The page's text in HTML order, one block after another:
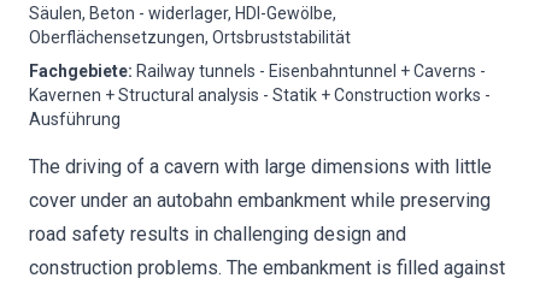
Säulen, Beton - widerlager, HDI-Gewölbe,
Oberflächensetzungen, Ortsbruststabilität
Fachgebiete: Railway tunnels - Eisenbahntunnel + Caverns -
Kavernen + Structural analysis - Statik + Construction works -
Ausführung
The driving of a cavern with large dimensions with little
cover under an autobahn embankment while preserving
road safety results in challenging design and
construction problems. The embankment is filled against